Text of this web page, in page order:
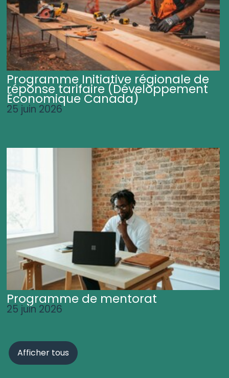
Programme Initiative régionale de
réponse tarifaire (Développement
Économique Canada)
25 juin 2026
Programme de mentorat
25 juin 2026
Afficher tous